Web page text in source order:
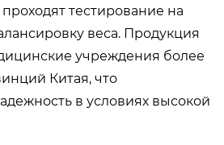
тестирование на
веса. Продукция
учреждения более
Китая, что
в условиях высокой